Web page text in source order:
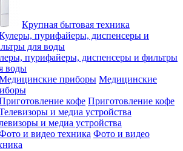
Крупная бытовая техника
пурифайеры, диспенсеры и фильтры
воды
Медицинские
Приготовление кофе
и медиа устройства
Фото и видео